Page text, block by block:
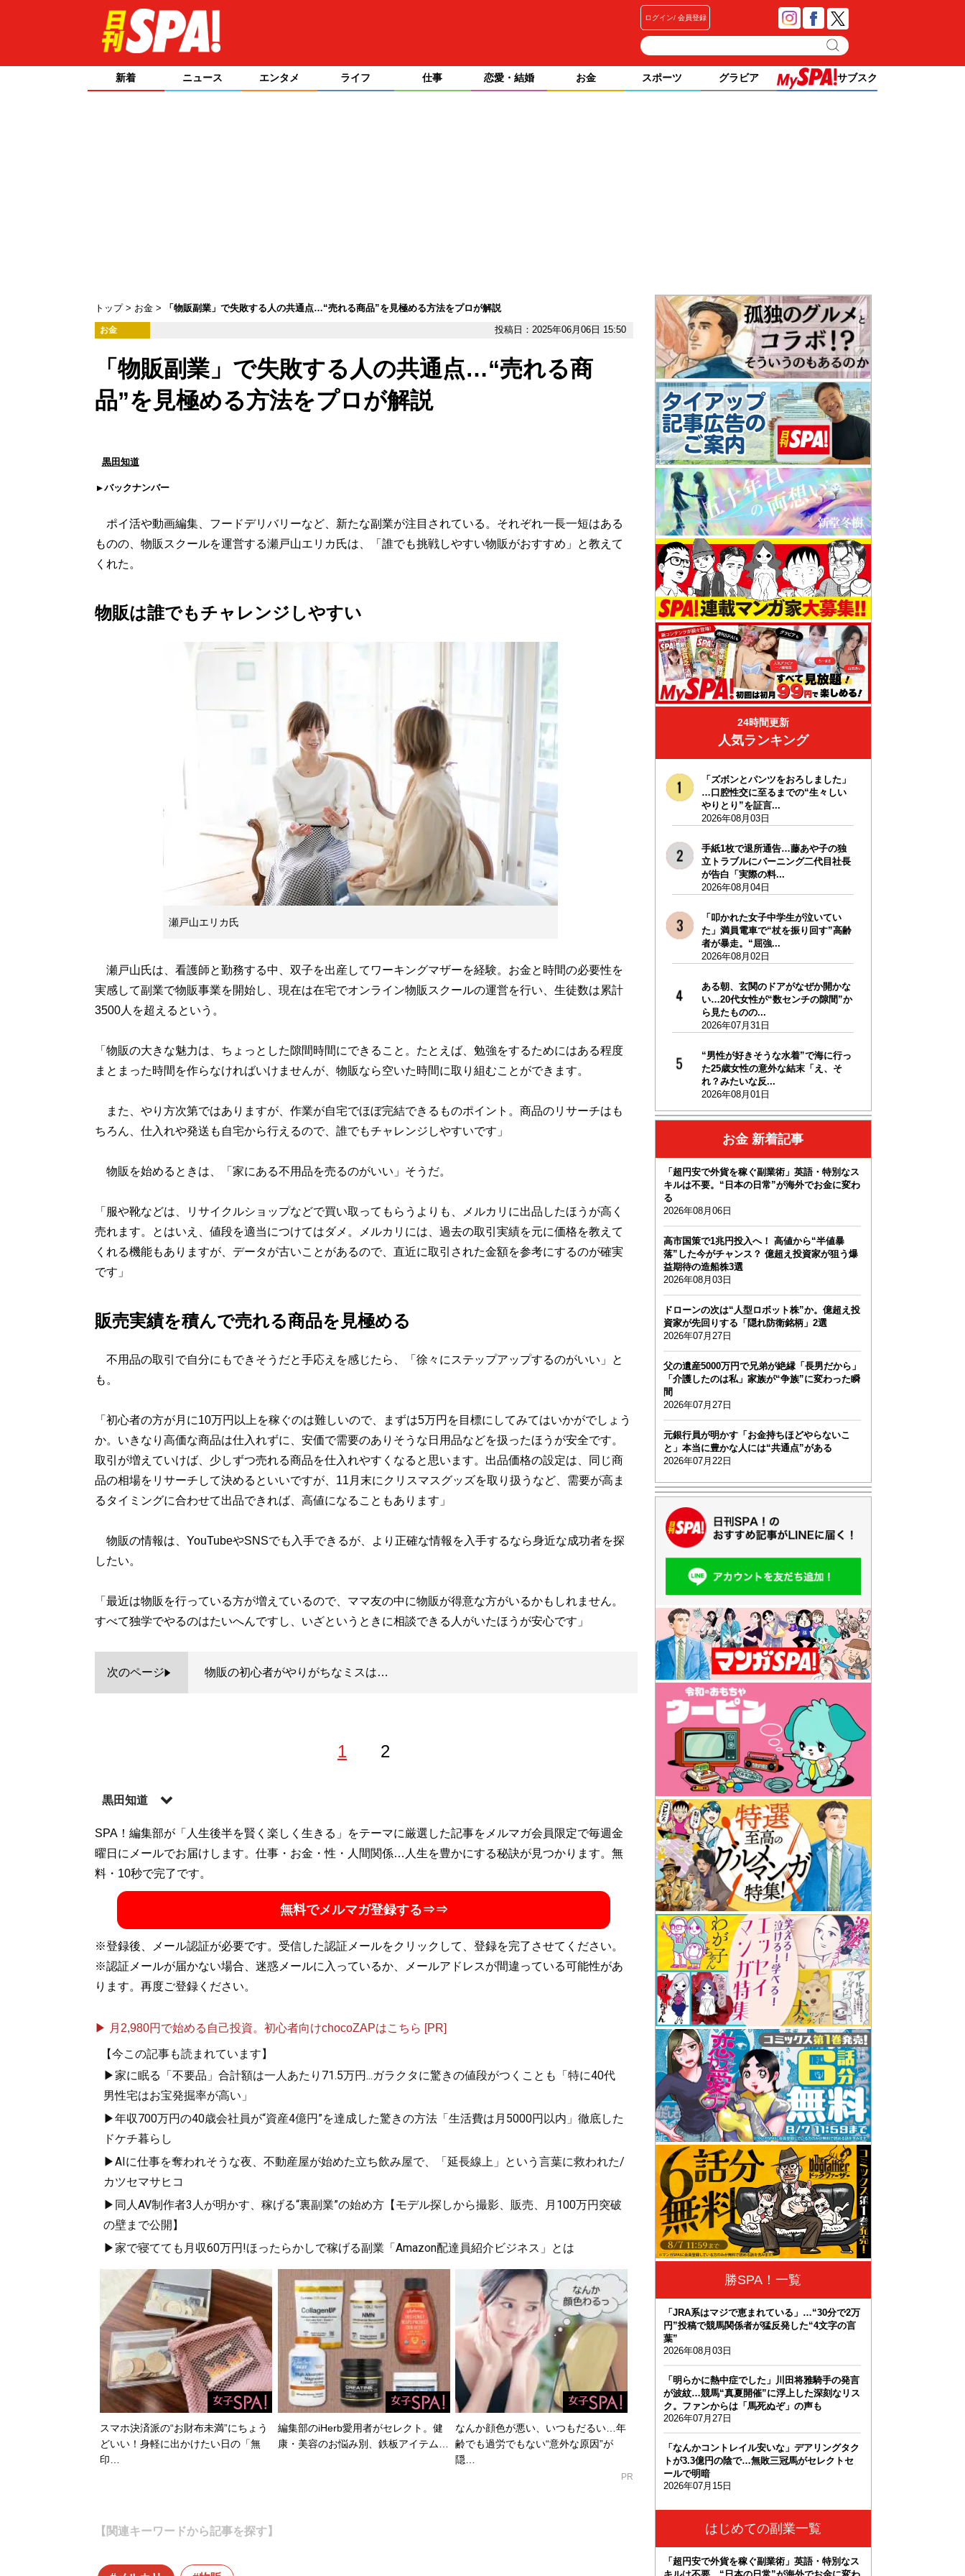
ログイン 会員登録
新着 ニュース エンタメ ライフ 仕事 恋愛・結婚 お金 スポーツ グラビア サブスク
トップ お金 「物販副業」で失敗する人の共通点…“売れる商品”を見極める方法をプロが解説
お金 投稿日：2025年06月06日 15:50
「物販副業」で失敗する人の共通点…“売れる商
品”を見極める方法をプロが解説
黒田知道
バックナンバー
ポイ活や動画編集、フードデリバリーなど、新たな副業が注目されている。それぞれ一長一短はある
ものの、物販スクールを運営する瀬戸山エリカ氏は、「誰でも挑戦しやすい物販がおすすめ」と教えて
くれた。
物販は誰でもチャレンジしやすい
瀬戸山エリカ氏
瀬戸山氏は、看護師と勤務する中、双子を出産してワーキングマザーを経験。お金と時間の必要性を
実感して副業で物販事業を開始し、現在は在宅でオンライン物販スクールの運営を行い、生徒数は累計
3500人を超えるという。
「物販の大きな魅力は、ちょっとした隙間時間にできること。たとえば、勉強をするためにはある程度
まとまった時間を作らなければいけませんが、物販なら空いた時間に取り組むことができます。
また、やり方次第ではありますが、作業が自宅でほぼ完結できるものポイント。商品のリサーチはも
ちろん、仕入れや発送も自宅から行えるので、誰でもチャレンジしやすいです」
物販を始めるときは、「家にある不用品を売るのがいい」そうだ。
「服や靴などは、リサイクルショップなどで買い取ってもらうよりも、メルカリに出品したほうが高く
売れます。とはいえ、値段を適当につけてはダメ。メルカリには、過去の取引実績を元に価格を教えて
くれる機能もありますが、データが古いことがあるので、直近に取引された金額を参考にするのが確実
です」
販売実績を積んで売れる商品を見極める
不用品の取引で自分にもできそうだと手応えを感じたら、「徐々にステップアップするのがいい」と
も。
「初心者の方が月に10万円以上を稼ぐのは難しいので、まずは5万円を目標にしてみてはいかがでしょう
か。いきなり高価な商品は仕入れずに、安価で需要のありそうな日用品などを扱ったほうが安全です。
取引が増えていけば、少しずつ売れる商品を仕入れやすくなると思います。出品価格の設定は、同じ商
品の相場をリサーチして決めるといいですが、11月末にクリスマスグッズを取り扱うなど、需要が高ま
るタイミングに合わせて出品できれば、高値になることもあります」
物販の情報は、YouTubeやSNSでも入手できるが、より正確な情報を入手するなら身近な成功者を探
したい。
「最近は物販を行っている方が増えているので、ママ友の中に物販が得意な方がいるかもしれません。
すべて独学でやるのはたいへんですし、いざというときに相談できる人がいたほうが安心です」
次のページ 物販の初心者がやりがちなミスは…
1 2
黒田知道
記事一覧へ
SPA！編集部が「人生後半を賢く楽しく生きる」をテーマに厳選した記事をメルマガ会員限定で毎週金
曜日にメールでお届けします。仕事・お金・性・人間関係…人生を豊かにする秘訣が見つかります。無
料・10秒で完了です。
無料でメルマガ登録する⇒⇒
※登録後、メール認証が必要です。受信した認証メールをクリックして、登録を完了させてください。
※認証メールが届かない場合、迷惑メールに入っているか、メールアドレスが間違っている可能性があ
ります。再度ご登録ください。
▶ 月2,980円で始める自己投資。初心者向けchocoZAPはこちら [PR]
【今この記事も読まれています】
▶家に眠る「不要品」合計額は一人あたり71.5万円...ガラクタに驚きの値段がつくことも「特に40代
男性宅はお宝発掘率が高い」
▶年収700万円の40歳会社員が“資産4億円”を達成した驚きの方法「生活費は月5000円以内」徹底した
ドケチ暮らし
▶AIに仕事を奪われそうな夜、不動産屋が始めた立ち飲み屋で、「延長線上」という言葉に救われた/
カツセマサヒコ
▶同人AV制作者3人が明かす、稼げる“裏副業”の始め方【モデル探しから撮影、販売、月100万円突破
の壁まで公開】
▶家で寝てても月収60万円!ほったらかしで稼げる副業「Amazon配達員紹介ビジネス」とは
スマホ決済派の“お財布未満”にちょう
どいい！身軽に出かけたい日の「無
印…
編集部のiHerb愛用者がセレクト。健
康・美容のお悩み別、鉄板アイテム…
なんか顔色が悪い、いつもだるい…年
齢でも過労でもない“意外な原因”が
隠…
PR
【関連キーワードから記事を探す】
24時間更新
人気ランキング
「ズボンとパンツをおろしました」
…口腔性交に至るまでの“生々しい
やりとり”を証言...
2026年08月03日
手紙1枚で退所通告…藤あや子の独
立トラブルにバーニング二代目社長
が告白「実際の料...
2026年08月04日
「叩かれた女子中学生が泣いてい
た」満員電車で“杖を振り回す”高齢
者が暴走。“屈強...
2026年08月02日
ある朝、玄関のドアがなぜか開かな
い…20代女性が“数センチの隙間”か
ら見たものの...
2026年07月31日
“男性が好きそうな水着”で海に行っ
た25歳女性の意外な結末「え、そ
れ？みたいな反...
2026年08月01日
お金 新着記事
「超円安で外貨を稼ぐ副業術」英語・特別なス
キルは不要。“日本の日常”が海外でお金に変わ
る
2026年08月06日
高市国策で1兆円投入へ！ 高値から“半値暴
落”した今がチャンス？ 億超え投資家が狙う爆
益期待の造船株3選
2026年08月03日
ドローンの次は“人型ロボット株”か。億超え投
資家が先回りする「隠れ防衛銘柄」2選
2026年07月27日
父の遺産5000万円で兄弟が絶縁「長男だから」
「介護したのは私」家族が“争族”に変わった瞬
間
2026年07月27日
元銀行員が明かす「お金持ちほどやらないこ
と」本当に豊かな人には“共通点”がある
2026年07月22日
勝SPA！一覧
「JRA系はマジで恵まれている」…“30分で2万
円”投稿で競馬関係者が猛反発した“4文字の言
葉”
2026年08月03日
「明らかに熱中症でした」川田将雅騎手の発言
が波紋…競馬“真夏開催”に浮上した深刻なリス
ク。ファンからは「馬死ぬぞ」の声も
2026年07月27日
「なんかコントレイル安いな」デアリングタク
トが3.3億円の陰で…無敗三冠馬がセレクトセ
ールで明暗
2026年07月15日
はじめての副業一覧
「超円安で外貨を稼ぐ副業術」英語・特別なス